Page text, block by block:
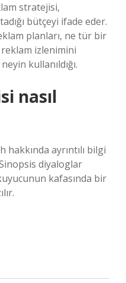
stratejisi,
bütçeyi ifade eder.
planları, ne tür bir
reklam izlenimini
kullanıldığı.
nasıl
ayrıntılı bilgi
diyaloglar
kafasında bir